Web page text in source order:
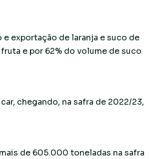
exportação de laranja e suco de
e por 62% do volume de suco
chegando, na safra de 2022/23,
de 605.000 toneladas na safra